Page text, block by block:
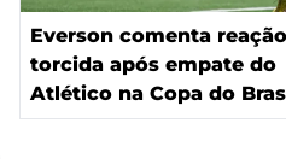
Everson comenta
torcida após empate do
Atlético na Copa do